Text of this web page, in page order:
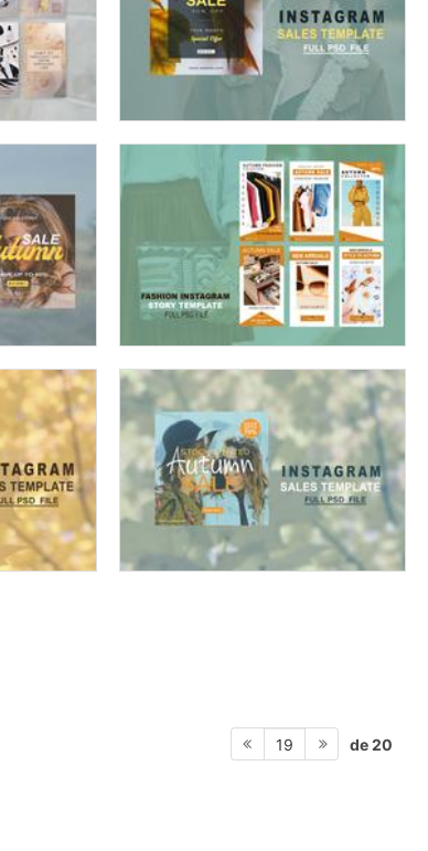
19 de 20